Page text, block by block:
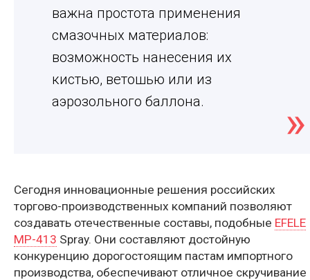
важна простота применения
смазочных материалов:
возможность нанесения их
кистью, ветошью или из
аэрозольного баллона.
Сегодня инновационные решения российских
торгово-производственных компаний позволяют
создавать отечественные составы, подобные EFELE
MP-413 Spray. Они составляют достойную
конкуренцию дорогостоящим пастам импортного
производства, обеспечивают отличное скручивание